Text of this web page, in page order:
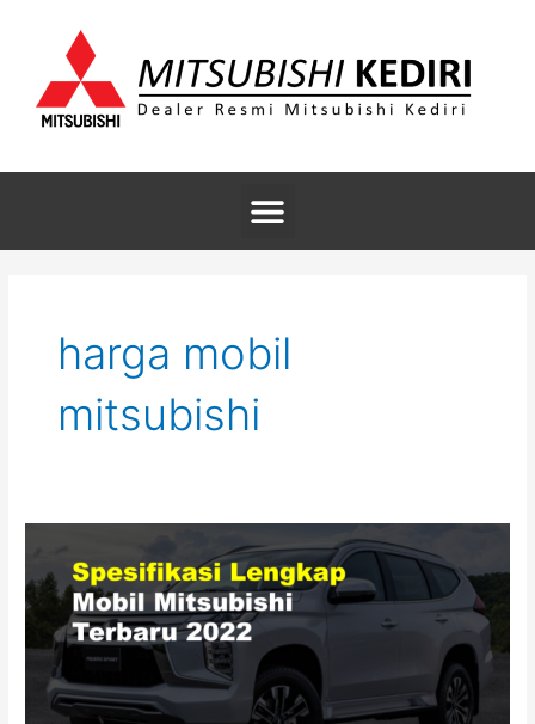
Menu
harga mobil
mitsubishi
Lengkap
Mobil
Mitsubishi
Terbaru
2022